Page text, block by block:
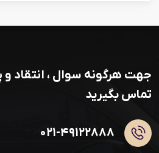
جهت هرگونه سوال ، انتقاد و
تماس بگیرید
۰۲۱-۴۹۱۲۲۸۸۸